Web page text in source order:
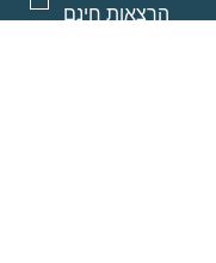
הרצאות חינם